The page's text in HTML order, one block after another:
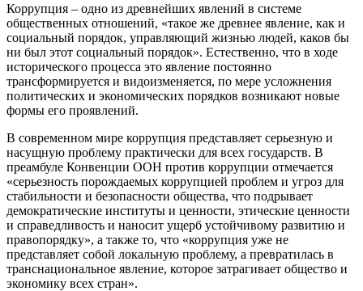
Коррупция – одно из древнейших явлений в системе
общественных отношений, «такое же древнее явление, как и
социальный порядок, управляющий жизнью людей, каков бы
ни был этот социальный порядок». Естественно, что в ходе
исторического процесса это явление постоянно
трансформируется и видоизменяется, по мере усложнения
политических и экономических порядков возникают новые
формы его проявлений.
В современном мире коррупция представляет серьезную и
насущную проблему практически для всех государств. В
преамбуле Конвенции ООН против коррупции отмечается
«серьезность порождаемых коррупцией проблем и угроз для
стабильности и безопасности общества, что подрывает
демократические институты и ценности, этические ценности
и справедливость и наносит ущерб устойчивому развитию и
правопорядку», а также то, что «коррупция уже не
представляет собой локальную проблему, а превратилась в
транснациональное явление, которое затрагивает общество и
экономику всех стран».